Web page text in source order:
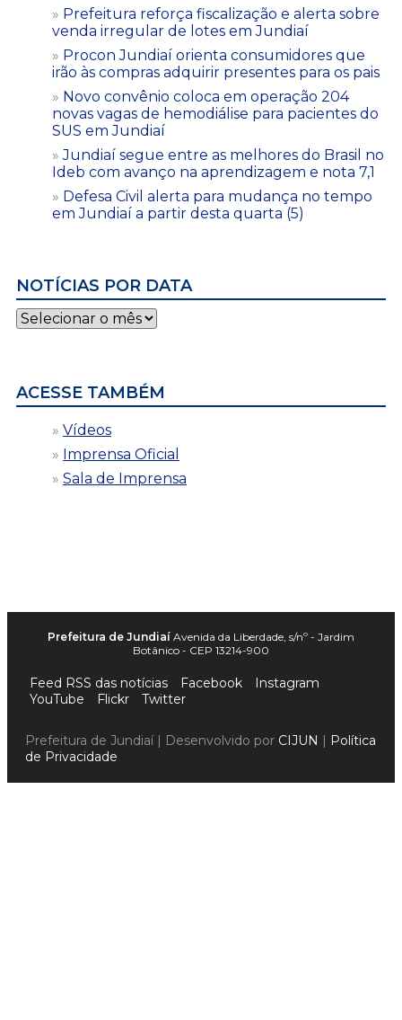
Prefeitura reforça fiscalização e alerta sobre
venda irregular de lotes em Jundiaí
Procon Jundiaí orienta consumidores que
irão às compras adquirir presentes para os pais
Novo convênio coloca em operação 204
novas vagas de hemodiálise para pacientes do
SUS em Jundiaí
Jundiaí segue entre as melhores do Brasil no
Ideb com avanço na aprendizagem e nota 7,1
Defesa Civil alerta para mudança no tempo
em Jundiaí a partir desta quarta (5)
NOTÍCIAS POR DATA
Notícias
por
ACESSE TAMBÉM
Vídeos
Imprensa Oficial
Sala de Imprensa
Prefeitura de Jundiaí Avenida da Liberdade, s/nº - Jardim
Botânico - CEP 13214-900
Feed RSS das notícias Facebook
Instagram
YouTube
Flickr Twitter
Prefeitura de Jundiaí | Desenvolvido por CIJUN | Política
de Privacidade